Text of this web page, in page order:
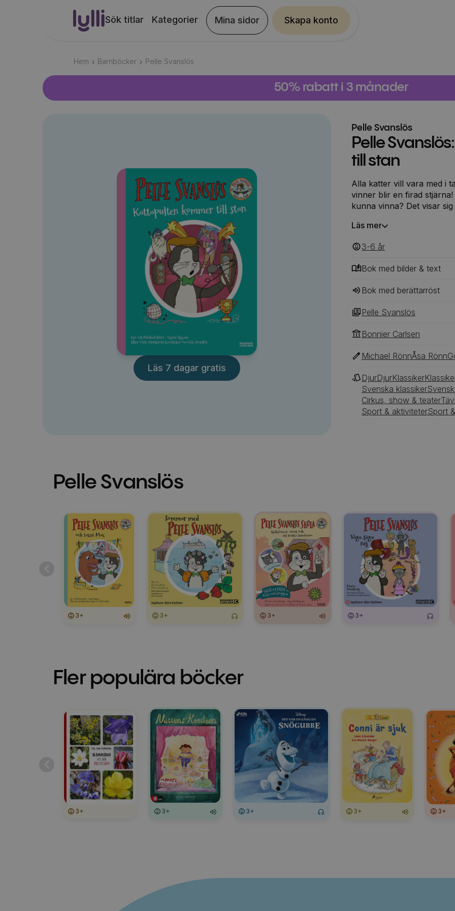
Sök titlar Kategorier Mina sidor Skapa konto
Hem Barnböcker Pelle Svanslös
50% rabatt i 3 månader
Läs 7 dagar gratis
Pelle Svanslös
Pelle
till stan
Alla katter vill vara med i
vinner blir en firad
kunna vinna? Det visar
Pelle från att vinna
lodjuren Ivar-Lo och Lo-Lo.
Läs mer
3-6 ‎‎ år
Bok med bilder & text
Bok med berättarröst
Pelle Svanslös
Bonnier Carlsen
Michael RönnÅsa Rönn
DjurDjurKlassiker
Svenska klassiker
Cirkus, show & teater
Sport & aktiviteterSport
Pelle Svanslös
3+ 3+ 3+ 3+
Fler populära böcker
3+ 3+ 3+ 3+ 3+